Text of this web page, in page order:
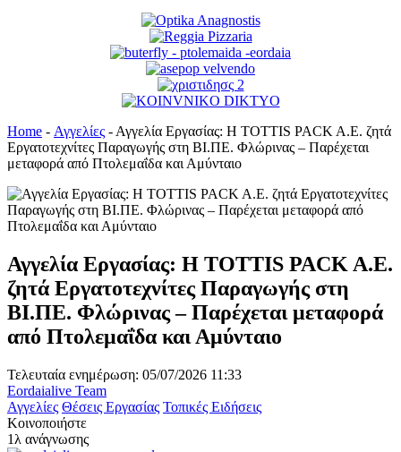
Home - Αγγελίες - Αγγελία Εργασίας: Η TOTTIS PACK A.E. ζητά
Εργατοτεχνίτες Παραγωγής στη ΒΙ.ΠΕ. Φλώρινας – Παρέχεται
μεταφορά από Πτολεμαΐδα και Αμύνταιο
Αγγελία Εργασίας: Η TOTTIS PACK A.E.
ζητά Εργατοτεχνίτες Παραγωγής στη
ΒΙ.ΠΕ. Φλώρινας – Παρέχεται μεταφορά
από Πτολεμαΐδα και Αμύνταιο
Τελευταία ενημέρωση: 05/07/2026 11:33
Eordaialive Team
Αγγελίες Θέσεις Εργασίας Τοπικές Ειδήσεις
Κοινοποιήστε
1λ ανάγνωσης